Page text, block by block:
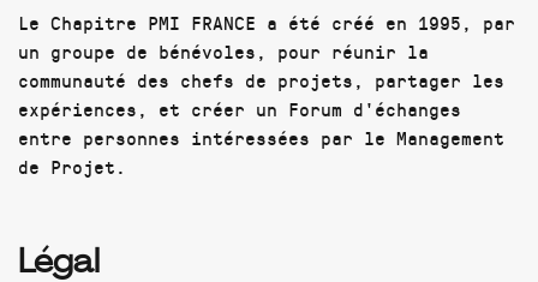
Le Chapitre PMI FRANCE a été créé en 1995, par
un groupe de bénévoles, pour réunir la
communauté des chefs de projets, partager les
expériences, et créer un Forum d'échanges
entre personnes intéressées par le Management
de Projet.
Légal